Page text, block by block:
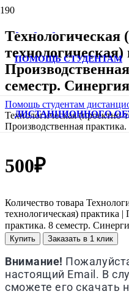
ПОМОЩЬ СТУДЕНТАМ
ДИСТАНЦИОННОГО
Технологическая
семестр.
Помощь студентам
Технологическая
Производственная
500₽
Количество товара
технологическая) практика
практика. 8 семестр.
Купить Заказать в 1 клик
Внимание!
настоящий Email. В
сможете его скачать